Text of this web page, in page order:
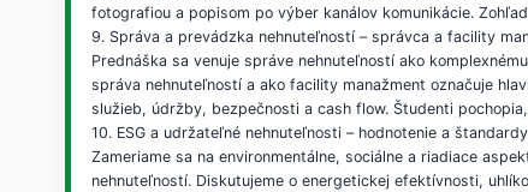
fotografiou a popisom po výber kanálov komunikácie.
9. Správa a prevádzka nehnuteľností – správca a facility
Prednáška sa venuje správe nehnuteľností ako
správa nehnuteľností a ako facility manažment označuje
služieb, údržby, bezpečnosti a cash flow. Študenti
10. ESG a udržateľné nehnuteľnosti – hodnotenie a štandardy
Zameriame sa na environmentálne, sociálne a riadiace
nehnuteľností. Diskutujeme o energetickej efektívnosti,